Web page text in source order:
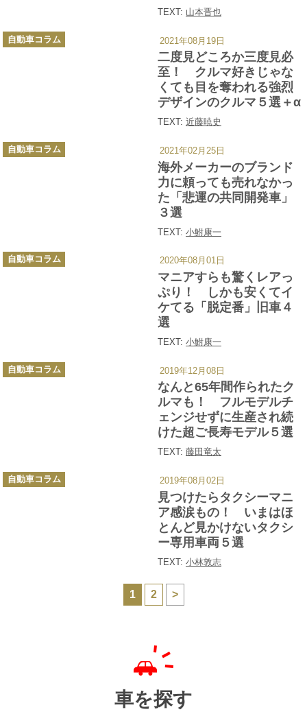
TEXT: 山本晋也
二度見どころか三度見必
至！ クルマ好きじゃな
くても目を奪われる強烈
デザインのクルマ５選＋α
TEXT: 近藤暁史
カ
テ
自動車コラム 2021年08月19日
海外メーカーのブランド
力に頼っても売れなかっ
た「悲運の共同開発車」
３選
TEXT: 小鮒康一
カ
テ
自動車コラム 2021年02月25日
マニアすらも驚くレアっ
ぷり！ しかも安くてイ
ケてる「脱定番」旧車４
選
TEXT: 小鮒康一
カ
テ
自動車コラム 2020年08月01日
なんと65年間作られたク
ルマも！ フルモデルチ
ェンジせずに生産され続
けた超ご長寿モデル５選
TEXT: 藤田竜太
カ
テ
自動車コラム 2019年12月08日
見つけたらタクシーマニ
ア感涙もの！ いまはほ
とんど見かけないタクシ
ー専用車両５選
TEXT: 小林敦志
カ
テ
自動車コラム 2019年08月02日
1 2 >
車を探す